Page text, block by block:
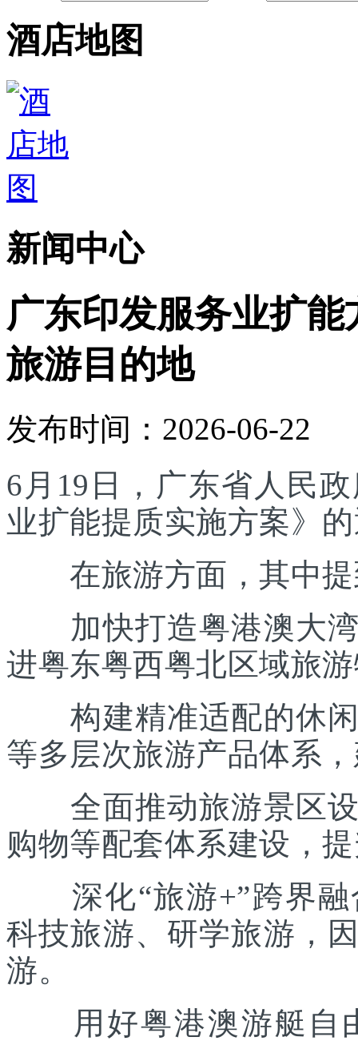
酒店地图
新闻中心
广东印发服务业扩
旅游目的地
发布时间：2026-06-22
6月19日，广东省人民
业扩能提质实施方案》
在旅游方面，其中提
加快打造粤港澳大湾
进粤东粤西粤北区域旅
构建精准适配的休闲
等多层次旅游产品体系
全面推动旅游景区设
购物等配套体系建设，
深化“旅游+”跨界融
科技旅游、研学旅游，
游。
用好粤港澳游艇自